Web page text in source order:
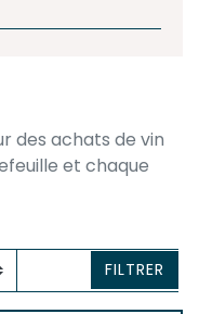
des achats de vin
et chaque
FILTRER